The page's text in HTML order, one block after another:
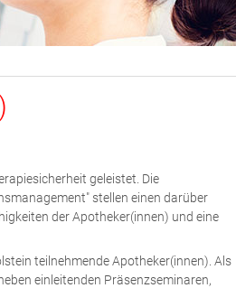
geleistet. Die
stellen einen darüber
der Apotheker(innen) und eine
teilnehmende Apotheker(innen). Als
einleitenden Präsenzseminaren,